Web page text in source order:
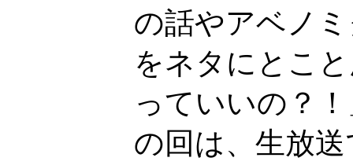
の話やアベノ
をネタにとこ
っていいの？
の回は、生放